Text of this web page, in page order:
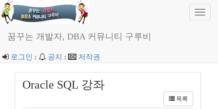
꿈꾸는 개발자, DBA 커뮤니티 구루비
로그인 : 공지 : 저작권
Oracle SQL 강좌
목록